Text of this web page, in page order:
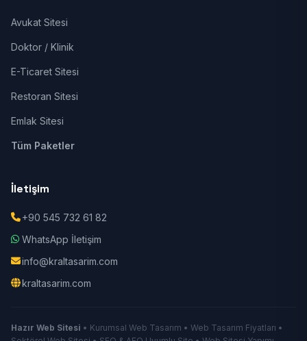
Avukat Sitesi
Doktor / Klinik
E-Ticaret Sitesi
Restoran Sitesi
Emlak Sitesi
Tüm Paketler
İletişim
+90 545 732 61 82
WhatsApp İletişim
info@kraltasarim.com
kraltasarim.com
Hazır Web Sitesi • Kurumsal Web Tasarım • Web Tasarım Fiyatları •